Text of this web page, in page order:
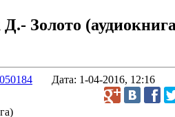
Золото
Дата: 1-04-2016, 12:16